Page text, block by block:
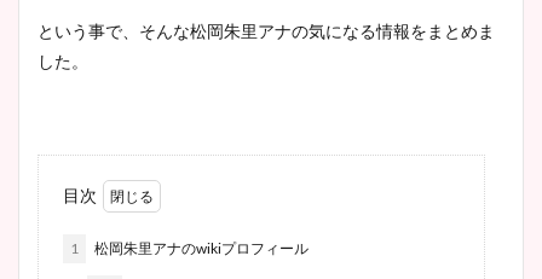
という事で、そんな松岡朱里アナの気になる情報をまとめま
した。
目次
1 松岡朱里アナのwikiプロフィール